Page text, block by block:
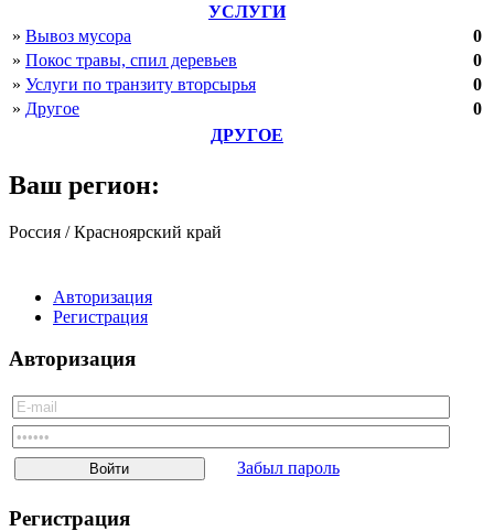
Самарская область
Сахалинская область
Свердловская область
Смоленская область
Тверская область
Челябинская область
Украина
Белоруссия
Туркмения
Узбекистан
Молдавия
УСЛУГИ
» Вывоз мусора
0
» Покос травы, спил деревьев
0
» Услуги по транзиту вторсырья
0
» Другое
0
ДРУГОЕ
Ваш регион:
Россия / Красноярский край
Авторизация
Регистрация
Авторизация
Забыл пароль
Регистрация